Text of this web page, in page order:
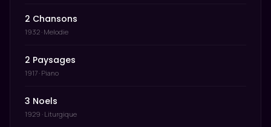
2 Chansons
1932 · Melodie
2 Paysages
1917 · Piano
3 Noels
1929 · Liturgique